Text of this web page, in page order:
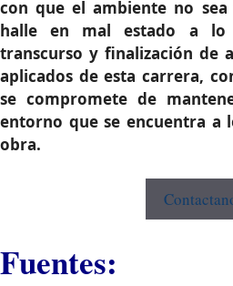
con que el ambiente no
halle en mal estado a lo
transcurso y finalización de
aplicados de esta carrera,
se compromete de
entorno que se encuentra a
obra.
Fuentes: